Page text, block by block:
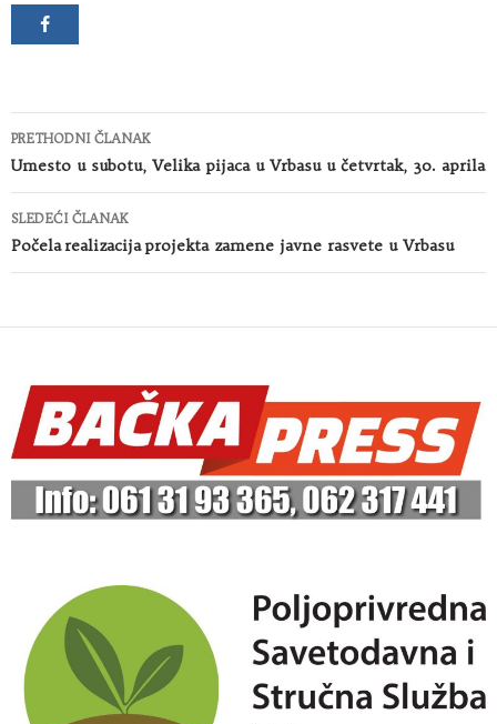
Kretanje
članaka
PRETHODNI ČLANAK
Umesto u subotu, Velika pijaca u Vrbasu u četvrtak, 30. aprila
SLEDEĆI ČLANAK
Počela realizacija projekta zamene javne rasvete u Vrbasu